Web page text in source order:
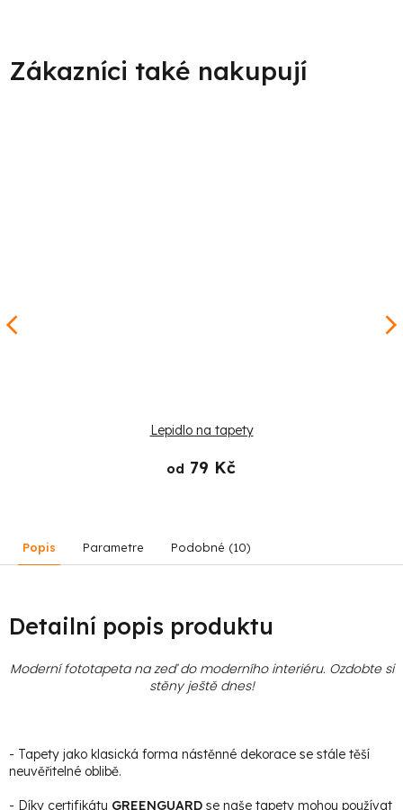
Lepidlo na tapety
od 79 Kč
Popis Parametre Podobné (10)
Detailní popis produktu
Moderní fototapeta na zeď do moderního interiéru. Ozdobte si
stěny ještě dnes!
- Tapety jako klasická forma nástěnné dekorace se stále těší
neuvěřitelné oblibě.
- Díky certifikátu GREENGUARD se naše tapety mohou používat